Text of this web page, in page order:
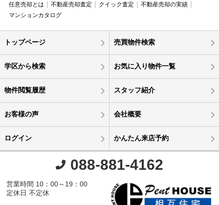
任意売却とは
不動産売却査定 クイック査定
不動産売却の実績
マンションカタログ
トップページ 売買物件検索
学区から検索 お気に入り物件一覧
物件閲覧履歴 スタッフ紹介
お客様の声 会社概要
ログイン かんたん来店予約
088-881-4162
営業時間 10：00～19：00
定休日 不定休